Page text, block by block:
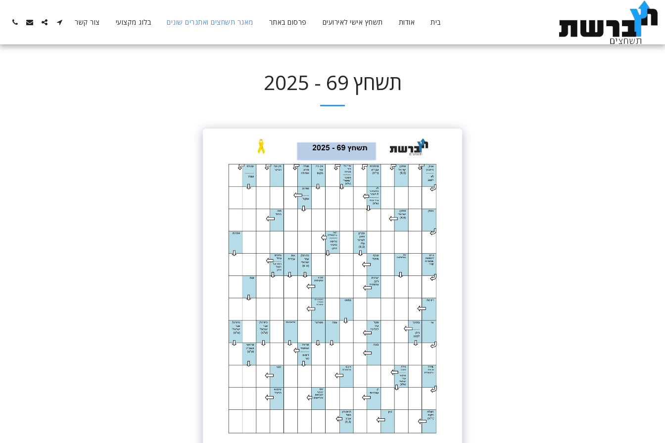
בית אודות תשחץ אישי לאירועים פרסום באתר מאגר תשחצים ואתגרים שונים בלוג מקצועי צור קשר
תשחץ 69 - 2025